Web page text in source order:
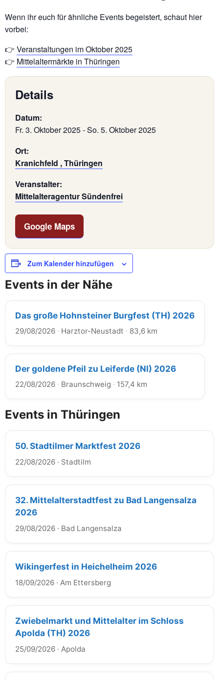
Wenn ihr euch für ähnliche Events begeistert, schaut hier
vorbei:
👉 Veranstaltungen im Oktober 2025
👉 Mittelaltermärkte in Thüringen
Details
Datum:
Fr. 3. Oktober 2025-So. 5. Oktober 2025
Ort:
Kranichfeld , Thüringen
Veranstalter:
Mittelalteragentur Sündenfrei
Google Maps
Zum Kalender hinzufügen
Events in der Nähe
Das große Hohnsteiner Burgfest (TH) 2026
29/08/2026 · Harztor-Neustadt · 83,6 km
Der goldene Pfeil zu Leiferde (NI) 2026
22/08/2026 · Braunschweig · 157,4 km
Events in Thüringen
50. Stadtilmer Marktfest 2026
22/08/2026 · Stadtilm
32. Mittelalterstadtfest zu Bad Langensalza
2026
29/08/2026 · Bad Langensalza
Wikingerfest in Heichelheim 2026
18/09/2026 · Am Ettersberg
Zwiebelmarkt und Mittelalter im Schloss
Apolda (TH) 2026
25/09/2026 · Apolda